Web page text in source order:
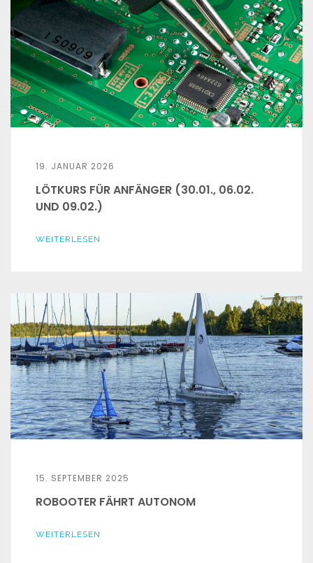
19. JANUAR 2026
LÖTKURS FÜR ANFÄNGER (30.01., 06.02.
UND 09.02.)
WEITERLESEN
15. SEPTEMBER 2025
ROBOOTER FÄHRT AUTONOM
WEITERLESEN